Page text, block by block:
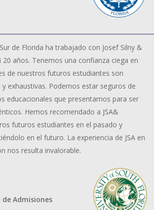
de Florida ha trabajado con Josef Silny &
20 años. Tenemos una confianza ciega en
de nuestros futuros estudiantes son
y exhaustivas. Podemos estar seguros de
educacionales que presentamos para ser
Hemos recomendado a JSA&
futuros estudiantes en el pasado y
en el futuro. La experiencia de JSA en
nos resulta invalorable.
Admisiones